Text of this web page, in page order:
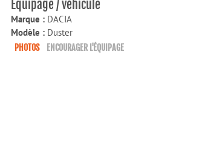
Équipage / véhicule
Marque : DACIA
Modèle : Duster
PHOTOS ENCOURAGER L'ÉQUIPAGE